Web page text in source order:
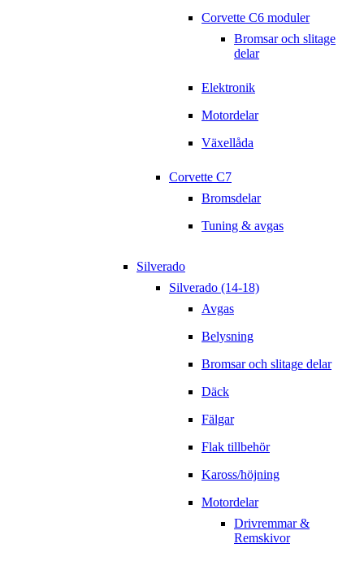
Corvette C6 moduler
Bromsar och slitage
delar
Elektronik
Motordelar
Växellåda
Corvette C7
Bromsdelar
Tuning & avgas
Silverado
Silverado (14-18)
Avgas
Belysning
Bromsar och slitage delar
Däck
Fälgar
Flak tillbehör
Kaross/höjning
Motordelar
Drivremmar &
Remskivor